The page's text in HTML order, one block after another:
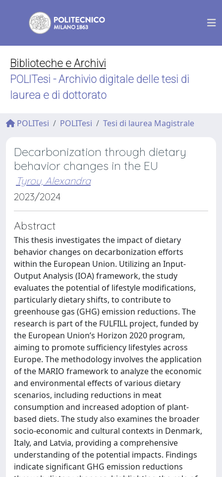
Biblioteche e Archivi
POLITesi - Archivio digitale delle tesi di
laurea e di dottorato
POLITesi POLITesi Tesi di laurea Magistrale
Decarbonization through dietary
behavior changes in the EU
Tyrou, Alexandra
2023/2024
Abstract
This thesis investigates the impact of dietary
behavior changes on decarbonization efforts
within the European Union. Utilizing an Input-
Output Analysis (IOA) framework, the study
evaluates the potential of lifestyle modifications,
particularly dietary shifts, to contribute to
greenhouse gas (GHG) emission reductions. The
research is part of the FULFILL project, funded by
the European Union’s Horizon 2020 program,
aiming to promote sufficiency lifestyles across
Europe. The methodology involves the application
of the MARIO framework to analyze the economic
and environmental effects of various dietary
scenarios, including reductions in meat
consumption and increased adoption of plant-
based diets. The study also examines the broader
socio-economic and cultural contexts in Denmark,
Italy, and Latvia, providing a comprehensive
understanding of the potential impacts. Findings
indicate significant GHG emission reductions